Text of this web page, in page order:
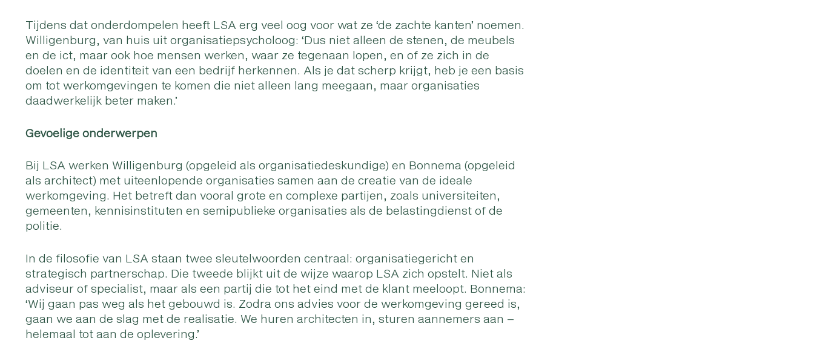
Tijdens dat onderdompelen heeft LSA erg veel oog voor wat ze ‘de zachte kanten’ noemen.
Willigenburg, van huis uit organisatiepsycholoog: ‘Dus niet alleen de stenen, de meubels
en de ict, maar ook hoe mensen werken, waar ze tegenaan lopen, en of ze zich in de
doelen en de identiteit van een bedrijf herkennen. Als je dat scherp krijgt, heb je een basis
om tot werkomgevingen te komen die niet alleen lang meegaan, maar organisaties
daadwerkelijk beter maken.’
Gevoelige onderwerpen
Bij LSA werken Willigenburg (opgeleid als organisatiedeskundige) en Bonnema (opgeleid
als architect) met uiteenlopende organisaties samen aan de creatie van de ideale
werkomgeving. Het betreft dan vooral grote en complexe partijen, zoals universiteiten,
gemeenten, kennisinstituten en semipublieke organisaties als de belastingdienst of de
politie.
In de filosofie van LSA staan twee sleutelwoorden centraal: organisatiegericht en
strategisch partnerschap. Die tweede blijkt uit de wijze waarop LSA zich opstelt. Niet als
adviseur of specialist, maar als een partij die tot het eind met de klant meeloopt. Bonnema:
‘Wij gaan pas weg als het gebouwd is. Zodra ons advies voor de werkomgeving gereed is,
gaan we aan de slag met de realisatie. We huren architecten in, sturen aannemers aan –
helemaal tot aan de oplevering.’